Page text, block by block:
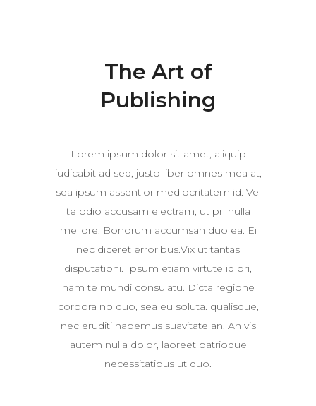
The Art of
Publishing
Lorem ipsum dolor sit amet, aliquip
iudicabit ad sed, justo liber omnes mea at,
sea ipsum assentior mediocritatem id. Vel
te odio accusam electram, ut pri nulla
meliore. Bonorum accumsan duo ea. Ei
nec diceret erroribus.Vix ut tantas
disputationi. Ipsum etiam virtute id pri,
nam te mundi consulatu. Dicta regione
corpora no quo, sea eu soluta. qualisque,
nec eruditi habemus suavitate an. An vis
autem nulla dolor, laoreet patrioque
necessitatibus ut duo.